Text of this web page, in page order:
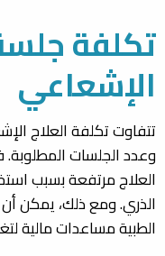
تكلفة
الإشعاعي
تتفاوت تكلفة العلاج
وعدد الجلسات
العلاج مرتفعة بسبب
الذري. ومع ذلك، يمكن
الطبية مساعدات مالية